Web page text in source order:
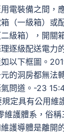
電裝備之間，
（一級箱）或
級箱），開關
逐級配送電力
以下框圖。
的洞房都無法
問道。-23
定具有公用維
維護體系，俗
護導體是離開